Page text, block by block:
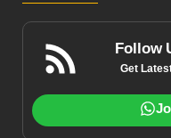
Follow
Get